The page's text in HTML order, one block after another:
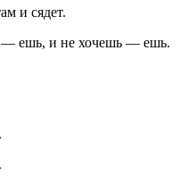
и сядет.
— ешь, и не хочешь — ешь.